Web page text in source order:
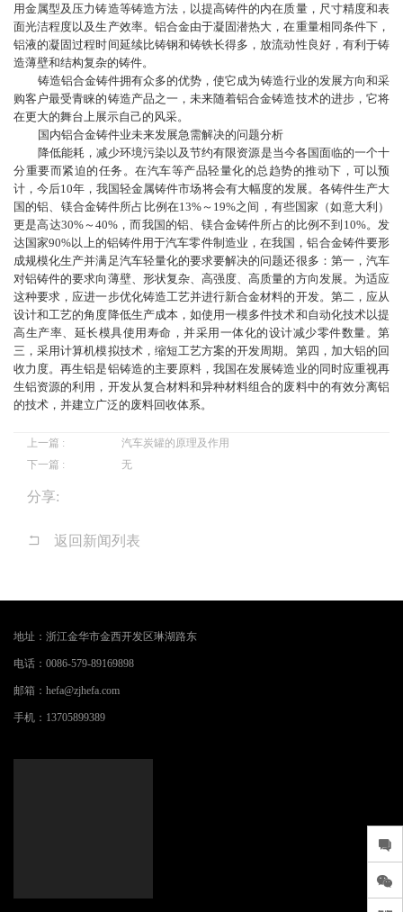
用金属型及压力铸造等铸造方法，以提高铸件的内在质量，尺寸精度和表
面光洁程度以及生产效率。铝合金由于凝固潜热大，在重量相同条件下，
铝液的凝固过程时间延续比铸钢和铸铁长得多，放流动性良好，有利于铸
造薄壁和结构复杂的铸件。
铸造铝合金铸件拥有众多的优势，使它成为铸造行业的发展方向和采
购客户最受青睐的铸造产品之一，未来随着铝合金铸造技术的进步，它将
在更大的舞台上展示自己的风采。
国内铝合金铸件业未来发展急需解决的问题分析
降低能耗，减少环境污染以及节约有限资源是当今各国面临的一个十
分重要而紧迫的任务。在汽车等产品轻量化的总趋势的推动下，可以预
计，今后10年，我国轻金属铸件市场将会有大幅度的发展。各铸件生产大
国的铝、镁合金铸件所占比例在13%～19%之间，有些国家（如意大利）
更是高达30%～40%，而我国的铝、镁合金铸件所占的比例不到10%。发
达国家90%以上的铝铸件用于汽车零件制造业，在我国，铝合金铸件要形
成规模化生产并满足汽车轻量化的要求要解决的问题还很多：第一，汽车
对铝铸件的要求向薄壁、形状复杂、高强度、高质量的方向发展。为适应
这种要求，应进一步优化铸造工艺并进行新合金材料的开发。第二，应从
设计和工艺的角度降低生产成本，如使用一模多件技术和自动化技术以提
高生产率、延长模具使用寿命，并采用一体化的设计减少零件数量。第
三，采用计算机模拟技术，缩短工艺方案的开发周期。第四，加大铝的回
收力度。再生铝是铝铸造的主要原料，我国在发展铸造业的同时应重视再
生铝资源的利用，开发从复合材料和异种材料组合的废料中的有效分离铝
的技术，并建立广泛的废料回收体系。
上一篇 :
汽车炭罐的原理及作用
下一篇 :
无
分享:
返回新闻列表
地址： 浙江金华市金西开发区琳湖路东
电话： 0086-579-89169898
邮箱： hefa@zjhefa.com
手机： 13705899389
欢
迎
登
录